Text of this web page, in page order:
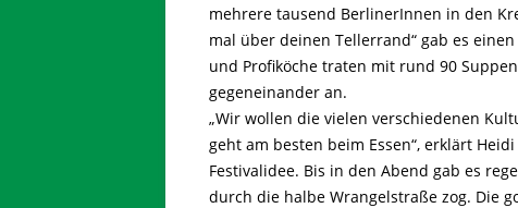
mehrere tausend BerlinerInnen in den
mal über deinen Tellerrand“ gab es
und Profiköche traten mit rund 90
gegeneinander an.
„Wir wollen die vielen verschiedenen
geht am besten beim Essen“, erklärt
Festivalidee. Bis in den Abend gab es
durch die halbe Wrangelstraße zog. Die